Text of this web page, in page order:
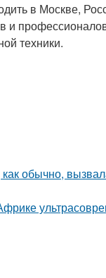
в Москве,
и
техники.
обычно,